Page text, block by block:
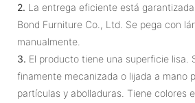
2. La entrega eficiente está
Bond Furniture Co., Ltd. Se pega con
manualmente.
3. El producto tiene una superficie lisa.
finamente mecanizada o lijada a mano
partículas y abolladuras. Tiene colores